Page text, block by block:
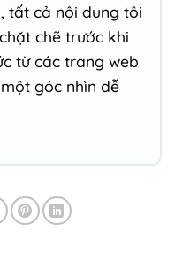
tất cả nội dung tôi
chẽ trước khi
từ các trang web
góc nhìn dễ